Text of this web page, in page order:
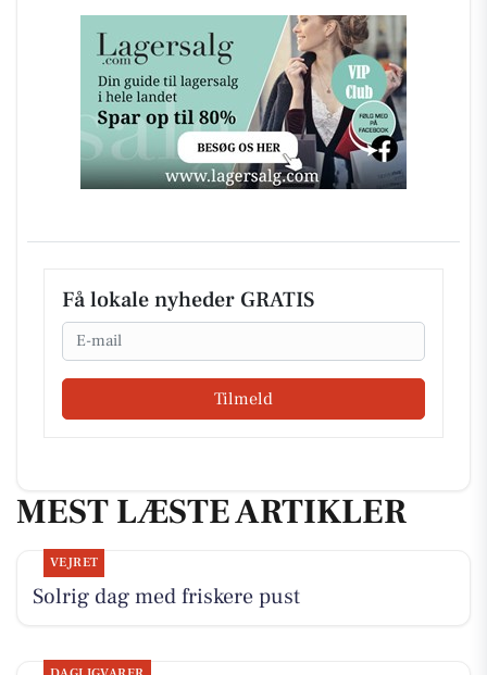
Få lokale nyheder GRATIS
Email
Tilmeld
MEST LÆSTE ARTIKLER
VEJRET
Solrig dag med friskere pust